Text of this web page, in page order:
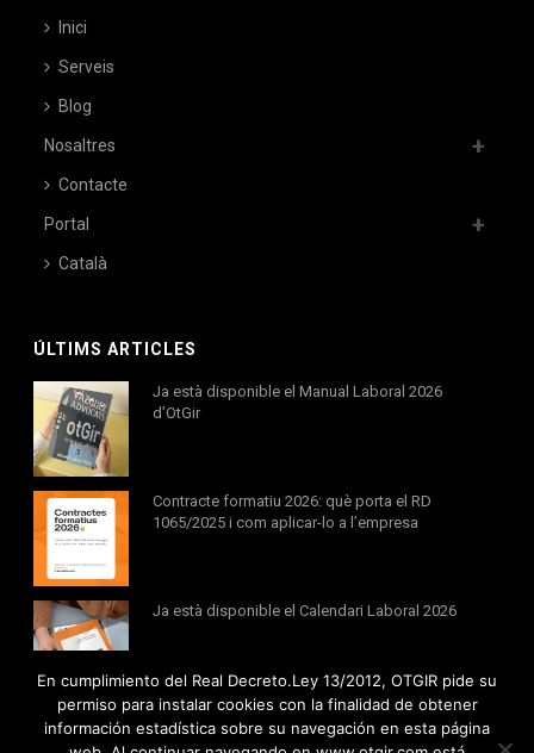
Inici
Serveis
Blog
Nosaltres
Contacte
Portal
Català
ÚLTIMS ARTICLES
Ja està disponible el Manual Laboral 2026
d’OtGir
Contracte formatiu 2026: què porta el RD
1065/2025 i com aplicar-lo a l’empresa
Ja està disponible el Calendari Laboral 2026
En cumplimiento del Real Decreto.Ley 13/2012, OTGIR pide su
permiso para instalar cookies con la finalidad de obtener
información estadística sobre su navegación en esta página